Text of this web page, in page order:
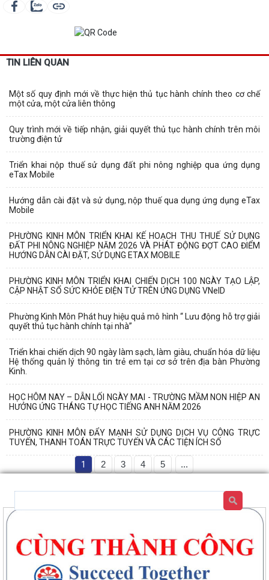
TIN LIÊN QUAN
Một số quy định mới về thực hiện thủ tục hành chính theo cơ chế
một cửa, một cửa liên thông
Quy trình mới về tiếp nhận, giải quyết thủ tục hành chính trên môi
trường điện tử
Triển khai nộp thuế sử dụng đất phi nông nghiệp qua ứng dụng
eTax Mobile
Hướng dẫn cài đặt và sử dụng, nộp thuế qua dụng ứng dụng eTax
Mobile
PHƯỜNG KINH MÔN TRIỂN KHAI KẾ HOẠCH THU THUẾ SỬ DỤNG
ĐẤT PHI NÔNG NGHIỆP NĂM 2026 VÀ PHÁT ĐỘNG ĐỢT CAO ĐIỂM
HƯỚNG DẪN CÀI ĐẶT, SỬ DỤNG ETAX MOBILE
PHƯỜNG KINH MÔN TRIỂN KHAI CHIẾN DỊCH 100 NGÀY TẠO LẬP,
CẬP NHẬT SỔ SỨC KHỎE ĐIỆN TỬ TRÊN ỨNG DỤNG VNeID
Phường Kinh Môn Phát huy hiệu quả mô hình “ Lưu động hỗ trợ giải
quyết thủ tục hành chính tại nhà”
Triển khai chiến dịch 90 ngày làm sạch, làm giàu, chuẩn hóa dữ liệu
Hệ thống quản lý thông tin trẻ em tại cơ sở trên địa bàn Phường
Kinh.
HỌC HÔM NAY – DẪN LỐI NGÀY MAI - TRƯỜNG MẦM NON HIỆP AN
HƯỞNG ỨNG THÁNG TỰ HỌC TIẾNG ANH NĂM 2026
PHƯỜNG KINH MÔN ĐẨY MẠNH SỬ DỤNG DỊCH VỤ CÔNG TRỰC
TUYẾN, THANH TOÁN TRỰC TUYẾN VÀ CÁC TIỆN ÍCH SỐ
1 2 3 4 5 ...